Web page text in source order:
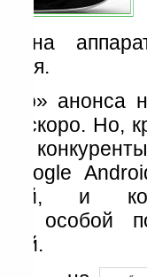
цена
анонса
скоро. Но,
и
особой